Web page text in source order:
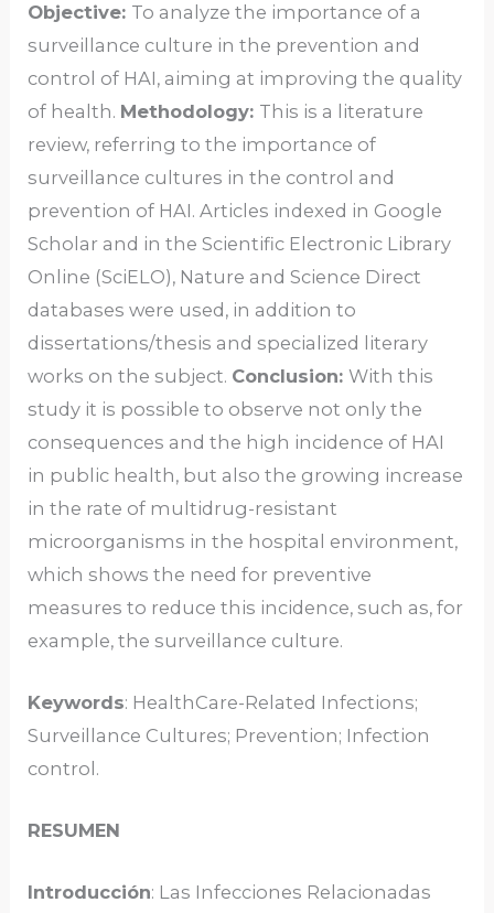
Objective: To analyze the importance of a
surveillance culture in the prevention and
control of HAI, aiming at improving the quality
of health. Methodology: This is a literature
review, referring to the importance of
surveillance cultures in the control and
prevention of HAI. Articles indexed in Google
Scholar and in the Scientific Electronic Library
Online (SciELO), Nature and Science Direct
databases were used, in addition to
dissertations/thesis and specialized literary
works on the subject. Conclusion:With this
study it is possible to observe not only the
consequences and the high incidence of HAI
in public health, but also the growing increase
in the rate of multidrug-resistant
microorganisms in the hospital environment,
which shows the need for preventive
measures to reduce this incidence, such as, for
example, the surveillance culture.
Keywords: HealthCare-Related Infections;
Surveillance Cultures; Prevention; Infection
control.
RESUMEN
Introducción: Las Infecciones Relacionadas